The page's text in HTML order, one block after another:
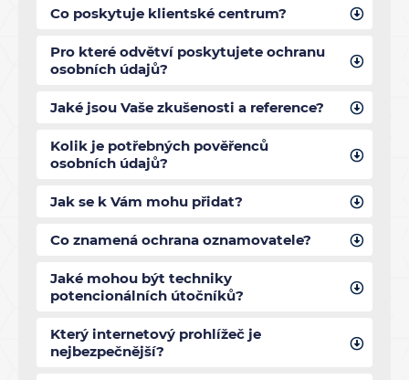
Co poskytuje klientské centrum?
Pro které odvětví poskytujete ochranu
osobních údajů?
Jaké jsou Vaše zkušenosti a reference?
Kolik je potřebných pověřenců
osobních údajů?
Jak se k Vám mohu přidat?
Co znamená ochrana oznamovatele?
Jaké mohou být techniky
potencionálních útočníků?
Který internetový prohlížeč je
nejbezpečnější?